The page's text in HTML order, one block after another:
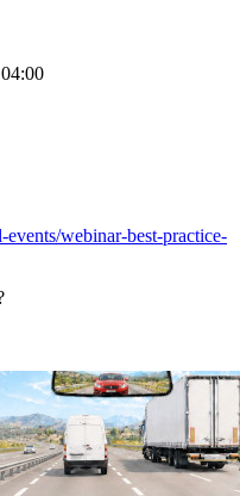
events/webinar-best-practice-